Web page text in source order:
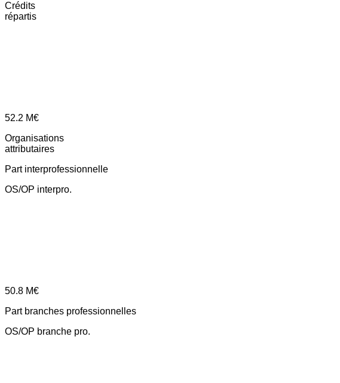
Crédits
répartis
52.2 M€
Organisations
attributaires
Part interprofessionnelle
OS/OP interpro.
50.8 M€
Part branches professionnelles
OS/OP branche pro.